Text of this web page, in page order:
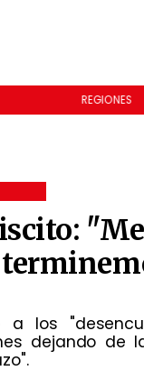
REGIONES
a los
dejando de